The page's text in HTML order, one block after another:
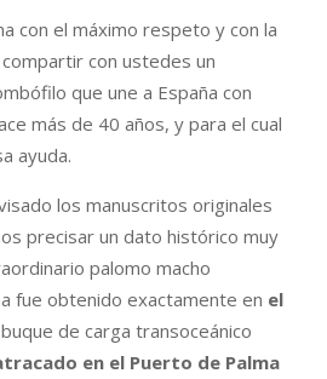
con el máximo respeto y con la
con ustedes un
que une a España con
más de 40 años, y para el cual
ayuda.
los manuscritos originales
precisar un dato histórico muy
palomo macho
fue obtenido exactamente en el
de carga transoceánico
en el Puerto de Palma